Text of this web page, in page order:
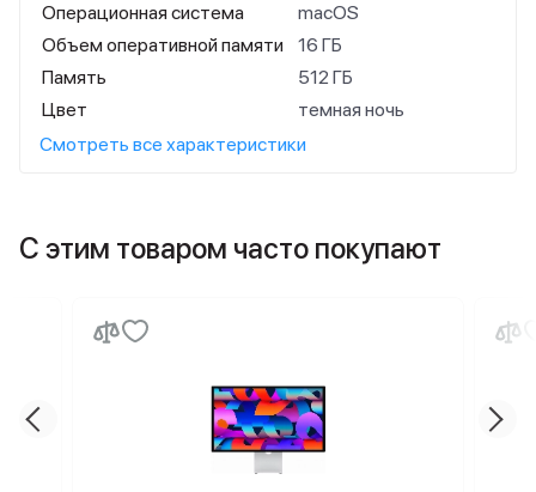
Операционная система
macOS
Объем оперативной памяти
16 ГБ
Память
512 ГБ
Цвет
темная ночь
Смотреть все характеристики
С этим товаром часто покупают